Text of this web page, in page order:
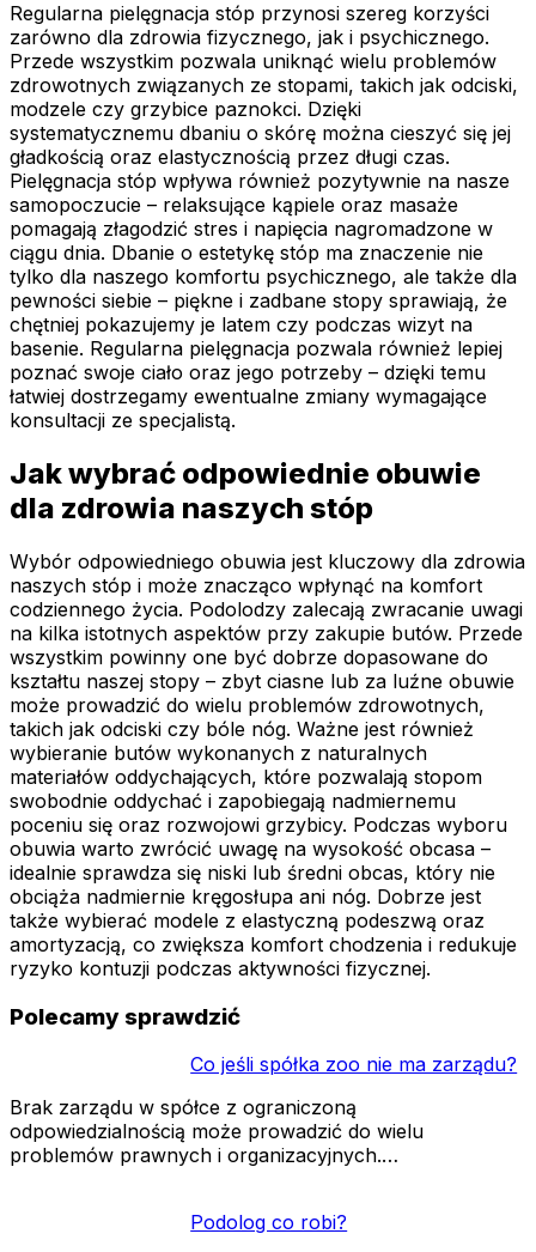
Regularna pielęgnacja stóp przynosi szereg korzyści
zarówno dla zdrowia fizycznego, jak i psychicznego.
Przede wszystkim pozwala uniknąć wielu problemów
zdrowotnych związanych ze stopami, takich jak odciski,
modzele czy grzybice paznokci. Dzięki
systematycznemu dbaniu o skórę można cieszyć się jej
gładkością oraz elastycznością przez długi czas.
Pielęgnacja stóp wpływa również pozytywnie na nasze
samopoczucie – relaksujące kąpiele oraz masaże
pomagają złagodzić stres i napięcia nagromadzone w
ciągu dnia. Dbanie o estetykę stóp ma znaczenie nie
tylko dla naszego komfortu psychicznego, ale także dla
pewności siebie – piękne i zadbane stopy sprawiają, że
chętniej pokazujemy je latem czy podczas wizyt na
basenie. Regularna pielęgnacja pozwala również lepiej
poznać swoje ciało oraz jego potrzeby – dzięki temu
łatwiej dostrzegamy ewentualne zmiany wymagające
konsultacji ze specjalistą.
Jak wybrać odpowiednie obuwie
dla zdrowia naszych stóp
Wybór odpowiedniego obuwia jest kluczowy dla zdrowia
naszych stóp i może znacząco wpłynąć na komfort
codziennego życia. Podolodzy zalecają zwracanie uwagi
na kilka istotnych aspektów przy zakupie butów. Przede
wszystkim powinny one być dobrze dopasowane do
kształtu naszej stopy – zbyt ciasne lub za luźne obuwie
może prowadzić do wielu problemów zdrowotnych,
takich jak odciski czy bóle nóg. Ważne jest również
wybieranie butów wykonanych z naturalnych
materiałów oddychających, które pozwalają stopom
swobodnie oddychać i zapobiegają nadmiernemu
poceniu się oraz rozwojowi grzybicy. Podczas wyboru
obuwia warto zwrócić uwagę na wysokość obcasa –
idealnie sprawdza się niski lub średni obcas, który nie
obciąża nadmiernie kręgosłupa ani nóg. Dobrze jest
także wybierać modele z elastyczną podeszwą oraz
amortyzacją, co zwiększa komfort chodzenia i redukuje
ryzyko kontuzji podczas aktywności fizycznej.
Polecamy sprawdzić
Co jeśli spółka zoo nie ma zarządu?
Brak zarządu w spółce z ograniczoną
odpowiedzialnością może prowadzić do wielu
problemów prawnych i organizacyjnych.…
Podolog co robi?